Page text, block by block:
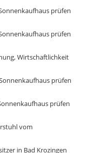
prüfen
prüfen
Wirtschaftlichkeit
prüfen
prüfen
vom
in Bad Krozingen